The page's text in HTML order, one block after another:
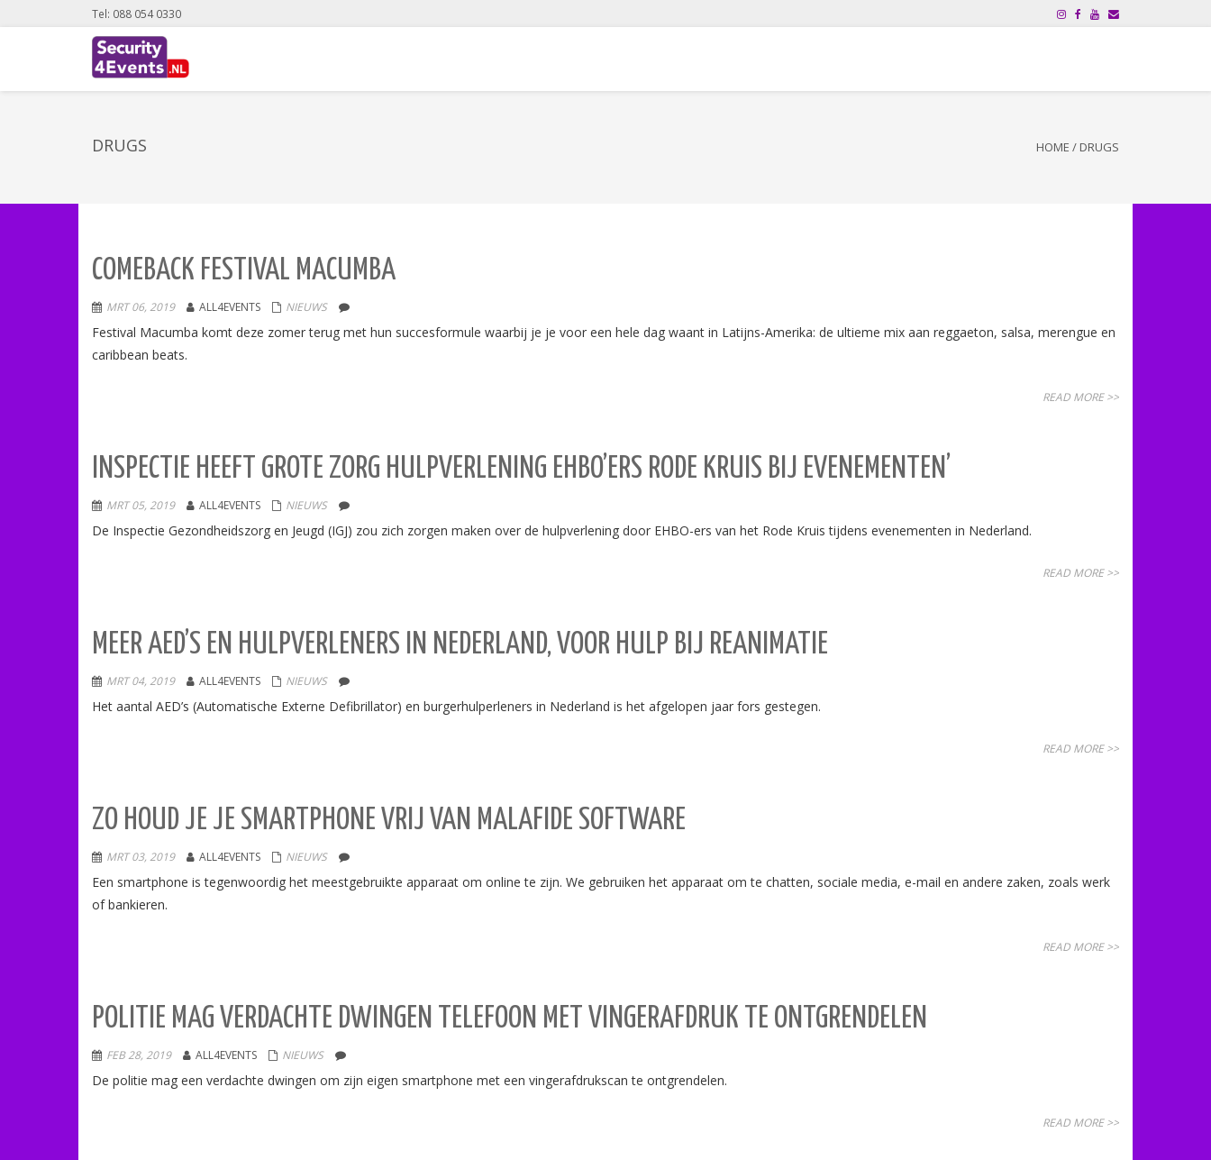
Tel: 088 054 0330
DRUGS HOME / DRUGS
COMEBACK FESTIVAL MACUMBA
MRT 06, 2019 ALL4EVENTS NIEUWS
Festival Macumba komt deze zomer terug met hun succesformule waarbij je je voor een hele dag waant in Latijns-Amerika: de ultieme mix aan reggaeton, salsa, merengue en
caribbean beats.
READ MORE >>
INSPECTIE HEEFT GROTE ZORG HULPVERLENING EHBO’ERS RODE KRUIS BIJ EVENEMENTEN’
MRT 05, 2019 ALL4EVENTS NIEUWS
De Inspectie Gezondheidszorg en Jeugd (IGJ) zou zich zorgen maken over de hulpverlening door EHBO-ers van het Rode Kruis tijdens evenementen in Nederland.
READ MORE >>
MEER AED’S EN HULPVERLENERS IN NEDERLAND, VOOR HULP BIJ REANIMATIE
MRT 04, 2019 ALL4EVENTS NIEUWS
Het aantal AED’s (Automatische Externe Defibrillator) en burgerhulperleners in Nederland is het afgelopen jaar fors gestegen.
READ MORE >>
ZO HOUD JE JE SMARTPHONE VRIJ VAN MALAFIDE SOFTWARE
MRT 03, 2019 ALL4EVENTS NIEUWS
Een smartphone is tegenwoordig het meestgebruikte apparaat om online te zijn. We gebruiken het apparaat om te chatten, sociale media, e-mail en andere zaken, zoals werk
of bankieren.
READ MORE >>
POLITIE MAG VERDACHTE DWINGEN TELEFOON MET VINGERAFDRUK TE ONTGRENDELEN
FEB 28, 2019 ALL4EVENTS NIEUWS
De politie mag een verdachte dwingen om zijn eigen smartphone met een vingerafdrukscan te ontgrendelen.
READ MORE >>